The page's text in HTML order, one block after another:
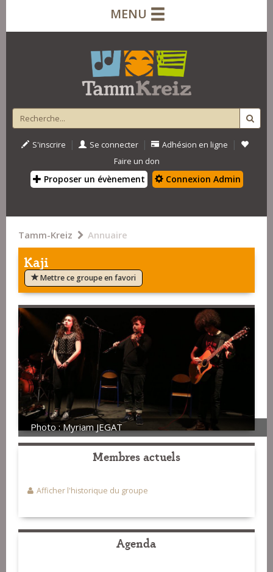
MENU
S'inscrire | Se connecter | Adhésion en ligne |
Faire un don
Proposer un évènement Connexion Admin
Tamm-Kreiz Annuaire
Kaji
Mettre ce groupe en favori
Photo : Myriam JEGAT
Membres actuels
Afficher l'historique du groupe
Agenda